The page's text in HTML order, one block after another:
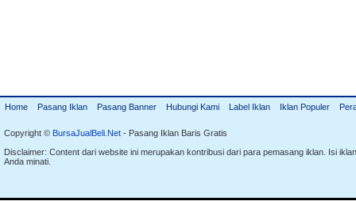
Home Pasang Iklan Pasang Banner Hubungi Kami Label Iklan Iklan Populer
Copyright © BursaJualBeli.Net - Pasang Iklan Baris Gratis
Disclaimer: Content dari website ini merupakan kontribusi dari para pemasang iklan. Isi
Anda minati.